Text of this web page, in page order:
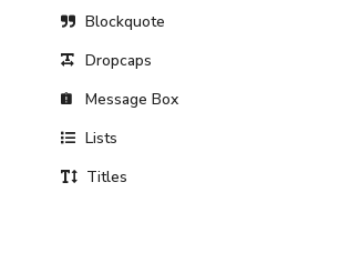
Blockquote
Dropcaps
Message Box
Lists
Titles